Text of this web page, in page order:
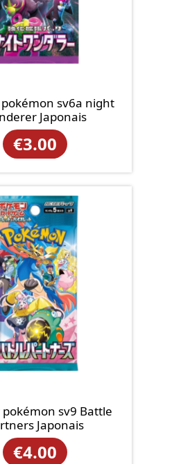
sv6a night
Japonais
€3.00
sv9 Battle
Japonais
€4.00